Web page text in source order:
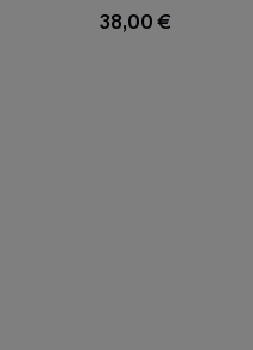
38,00 €